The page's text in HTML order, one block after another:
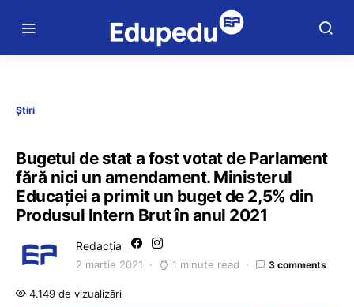
Știri
Bugetul de stat a fost votat de Parlament
fără nici un amendament. Ministerul
Educației a primit un buget de 2,5% din
Produsul Intern Brut în anul 2021
Redacția
2 martie 2021 1 minute read 3 comments
4.149 de vizualizări